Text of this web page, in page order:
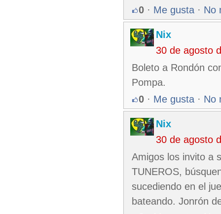
0 · Me gusta · No
Nix
30 de agosto
Boleto a Rondón
Pompa.
0 · Me gusta · No
Nix
30 de agosto
Amigos los invito a
TUNEROS,
sucediendo en el
bateando. Jonrón